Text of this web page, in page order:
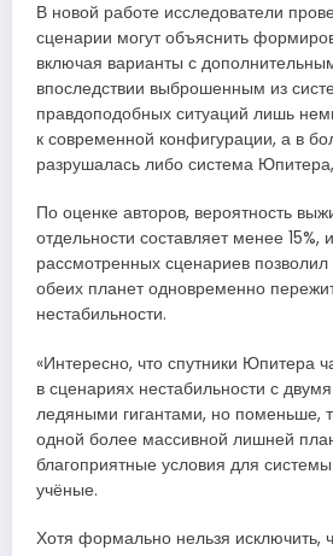
В новой работе исследователи
сценарии могут объяснить
включая варианты с
впоследствии выброшенным из
правдоподобных ситуаций лишь
к современной конфигурации, а в
разрушалась либо система
По оценке авторов, вероятность
отдельности составляет менее 15%,
рассмотренных сценариев
обеих планет одновременно
нестабильности.
«Интересно, что спутники Юпитера
в сценариях нестабильности с
ледяными гигантами, но поменьше,
одной более массивной лишней
благоприятные условия для
учёные.
Хотя формально нельзя исключить,